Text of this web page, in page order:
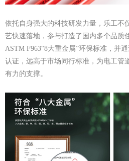
依托自身强大的科技研发力量，乐工不
艺快速落地，参与打造了国内多个品质
ASTM F963“8大重金属”环保标准，并
认证，远高于市场同行标准，为电工管
有力的支撑。